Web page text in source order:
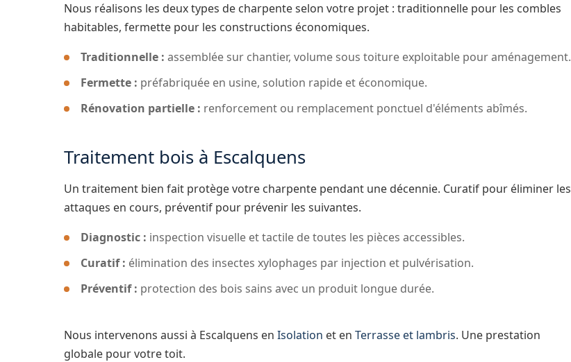
Nous réalisons les deux types de charpente selon votre projet : traditionnelle pour les combles
habitables, fermette pour les constructions économiques.
Traditionnelle : assemblée sur chantier, volume sous toiture exploitable pour aménagement.
Fermette : préfabriquée en usine, solution rapide et économique.
Rénovation partielle : renforcement ou remplacement ponctuel d'éléments abîmés.
Traitement bois à Escalquens
Un traitement bien fait protège votre charpente pendant une décennie. Curatif pour éliminer les
attaques en cours, préventif pour prévenir les suivantes.
Diagnostic : inspection visuelle et tactile de toutes les pièces accessibles.
Curatif : élimination des insectes xylophages par injection et pulvérisation.
Préventif : protection des bois sains avec un produit longue durée.
Nous intervenons aussi à Escalquens en Isolation et en Terrasse et lambris. Une prestation
globale pour votre toit.